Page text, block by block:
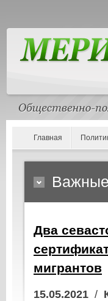
Главная
Два
мигрантов
15.05.2021 /